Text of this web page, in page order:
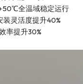
全温域稳定运行
装灵活度提升40%
率提升30%